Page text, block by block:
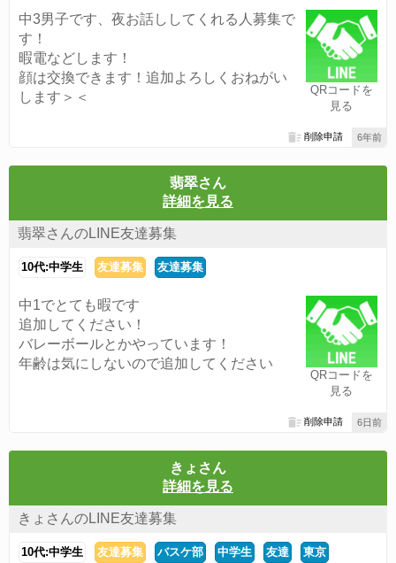
QRコードを
見る
中3男子です、夜お話ししてくれる人募集で
す！
暇電などします！
顔は交換できます！追加よろしくおねがい
します＞＜
6年前
削除申請
翡翠さん
詳細を見る
翡翠さんのLINE友達募集
10代:中学生 友達募集 友達募集
QRコードを
見る
中1でとても暇です
追加してください！
バレーボールとかやっています！
年齢は気にしないので追加してください
6日前
削除申請
きょさん
詳細を見る
きょさんのLINE友達募集
10代:中学生 友達募集 バスケ部 中学生 友達 東京